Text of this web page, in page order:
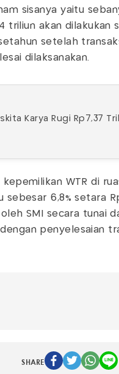
sisanya yaitu
triliun akan dilakukan
setelah
dilaksanakan.
Karya Rugi Rp7,37
kepemilikan WTR di
sebesar 6,8% setara
SMI secara tunai
penyelesaian
SHARE